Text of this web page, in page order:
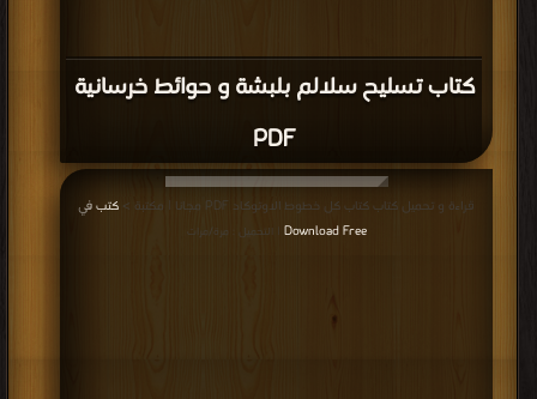
كتاب تسليح سلالم بلبشة و حوائط خرسانية
PDF
قراءة و تحميل كتاب كتاب كل خطوط الاوتوكاد PDF مجانا | مكتبة >
كتب في
Download Free
| التحميل : مرة/مرات